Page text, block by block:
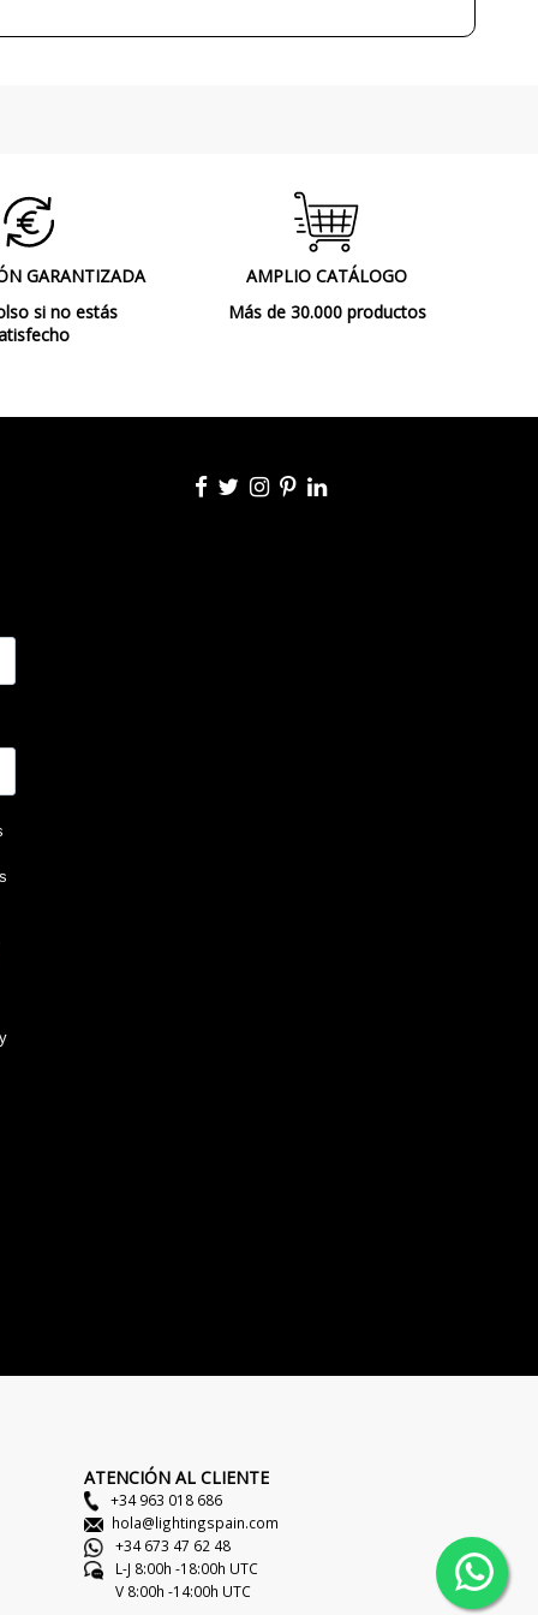
Sí
Apto para ambientes salinos
Lámparas de Pie
GARANTIZADA
si no estás
AMPLIO CATÁLOGO
Más de 30.000 productos
ATENCIÓN AL CLIENTE
+34 963 018 686
hola@lightingspain.com
+34 673 47 62 48
L-J 8:00h -18:00h UTC
V 8:00h -14:00h UTC